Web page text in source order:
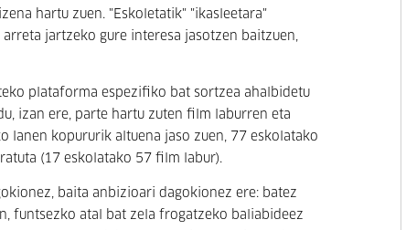
hartu zuen. "Eskoletatik" "ikasleetara"
jartzeko gure interesa jasotzen baitzuen,
plataforma espezifiko bat sortzea ahalbidetu
izan ere, parte hartu zuten film laburren eta
lanen kopururik altuena jaso zuen, 77 eskolatako
(17 eskolatako 57 film labur).
baita anbizioari dagokionez ere: batez
funtsezko atal bat zela frogatzeko baliabideez